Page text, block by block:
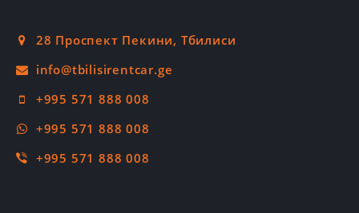
28 Проспект Пекини, Тбилиси
+995 571 888 008
+995 571 888 008
+995 571 888 008